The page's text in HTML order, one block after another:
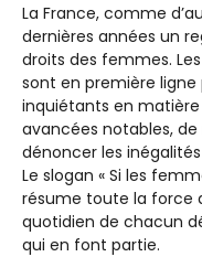
La France, comme
dernières années un
droits des femmes.
sont en première
inquiétants en matière
avancées notables, de
dénoncer les
Le slogan « Si les
résume toute la force
quotidien de chacun
qui en font partie.